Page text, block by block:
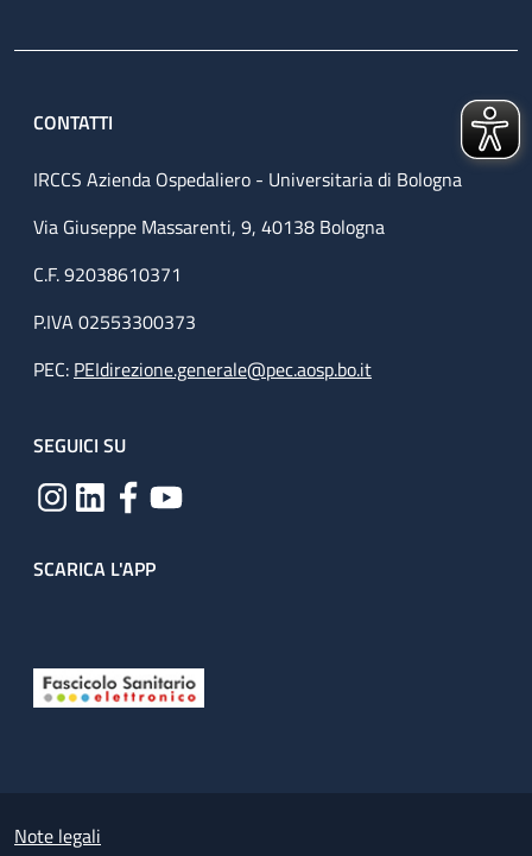
CONTATTI
IRCCS Azienda Ospedaliero - Universitaria di Bologna
Via Giuseppe Massarenti, 9, 40138 Bologna
C.F. 92038610371
P.IVA 02553300373
PEC: PEIdirezione.generale@pec.aosp.bo.it
SEGUICI SU
SCARICA L'APP
Small prints
Note legali